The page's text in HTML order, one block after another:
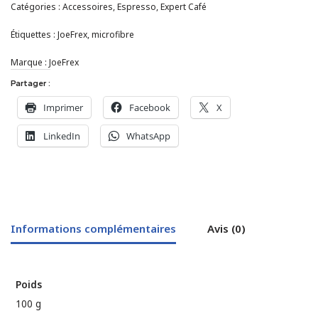
Catégories : Accessoires,Espresso,Expert Café
Étiquettes : JoeFrex,microfibre
Marque : JoeFrex
Partager :
Imprimer Facebook X
LinkedIn WhatsApp
Informations complémentaires Avis (0)
Poids
100 g